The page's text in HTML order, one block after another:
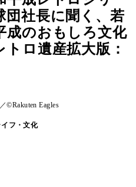
社長に聞く、若
成のおもしろ文化
トロ遺産拡大版：
Eagles
イフ・文化